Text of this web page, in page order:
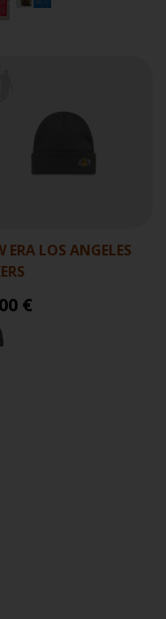
ERA LOS ANGELES
€